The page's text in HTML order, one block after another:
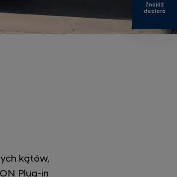
kątów,
Plug-in
Znajdź
dealera